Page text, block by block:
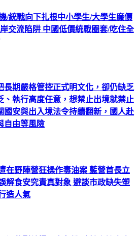
/統戰向下扎根中小學生/大學生廉價
交流陷阱 中國低價統戰圈套/吃住全
長期嚴格管控正式明文化，卻仍缺乏
、執行高度任意，想禁止出境就禁止
國安與出入境法令持續翻新，國人赴
自由等風險
在野陣營狂操作毒油案 藍營首長立
解食安究責真對象 避談市政缺失塑
造人氣